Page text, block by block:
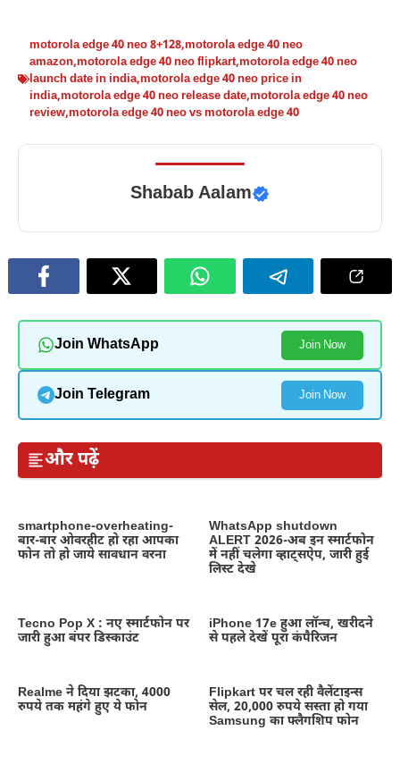
motorola edge 40 neo 8+128,motorola edge 40 neo
amazon,motorola edge 40 neo flipkart,motorola edge 40 neo
launch date in india,motorola edge 40 neo price in
india,motorola edge 40 neo release date,motorola edge 40 neo
review,motorola edge 40 neo vs motorola edge 40
Shabab Aalam
Join WhatsApp Join Now
Join Telegram Join Now
और पढ़ें
smartphone-overheating-
बार-बार ओवरहीट हो रहा आपका
फोन तो हो जाये सावधान वरना
WhatsApp shutdown
ALERT 2026-अब इन स्मार्टफोन
में नहीं चलेगा व्हाट्सऐप, जारी हुई
लिस्ट देखे
Tecno Pop X : नए स्मार्टफोन पर
जारी हुआ बंपर डिस्काउंट
iPhone 17e हुआ लॉन्च, खरीदने
से पहले देखें पूरा कंपैरिजन
Realme ने दिया झटका, 4000
रुपये तक महंगे हुए ये फोन
Flipkart पर चल रही वैलेंटाइन्स
सेल, 20,000 रुपये सस्ता हो गया
Samsung का फ्लैगशिप फोन